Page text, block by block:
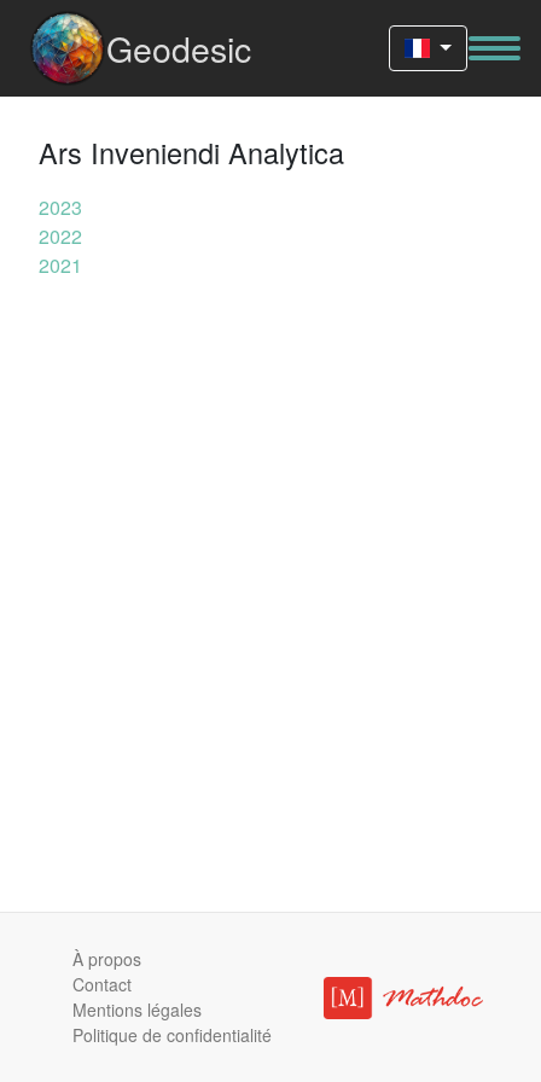
Geodesic
Ars Inveniendi Analytica
2023
2022
2021
À propos
Contact
Mentions légales
Politique de confidentialité